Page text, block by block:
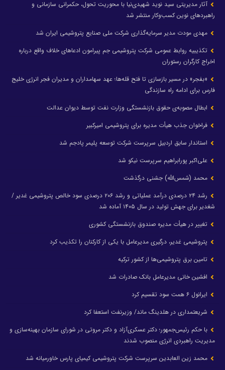
آثار مدیریتی سید نوید شهیدی‌نیا با محوریت تحول، حکمرانی سازمانی و
راهبردهای نوین کسب‌وکار منتشر شد
مهدی مودت مدیر سرمایه‌گذاری شرکت ملی صنایع پتروشیمی ایران شد
تکذیبیه روابط عمومی شرکت پتروشیمی جم پیرامون ادعاهای خلاف واقع درباره
اخراج کارگران رستوران
«بفجر» در مسیر بازسازی تا فتح قله‌ها؛ عهد سهامداران و مدیران فجر انرژی خلیج
فارس برای ادامه راه سازندگی
ابطال مصوبه‌ی حقوق بازنشستگی وزارت نفت توسط دیوان عدالت
فراخوان جذب هیأت مدیره برای پتروشیمی امیرکبیر
استاندار سابق اردبیل سرپرست شرکت توسعه پلیمر پادجم شد
علی‌اکبر پورابراهیم سرپرست نیکو شد
محمد (شمس‌الله) جشنی درگذشت
رشد ۲۴ درصدی درآمد عملیاتی و رشد ۲۰۶ درصدی سود خالص پتروشیمی غدیر /
شغدیر برای جهش تولید در سال ۱۴۰۵ آماده شد
تغییر در هیأت مدیره صندوق بازنشستگی کشوری
پتروشیمی غدیر، درگیری مدیرعامل با یکی از کارکنان را تکذیب کرد
تامین برق پتروشیمی‌ها از کشور ترکیه
افشین خانی مدیرعامل بانک صادرات شد
ایرانول ۶ همت سود تقسیم کرد
شریعتمداری در هلدینگ ماند/ وزیرنفت استعفا کرد
با حکم رئیس‌جمهور؛ دکتر عسکری‌آزاد و دکتر مروتی در شورای سازمان بهینه‌سازی و
مدیریت راهبردی انرژی منصوب شدند
محمد زین العابدین سرپرست شرکت پتروشیمی کیمیای پارس خاورمیانه شد